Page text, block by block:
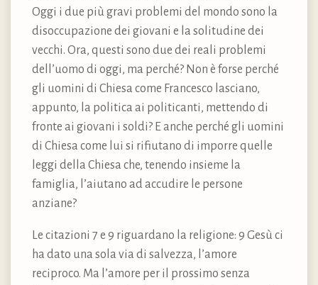
Oggi i due più gravi problemi del mondo sono la
disoccupazione dei giovani e la solitudine dei
vecchi. Ora, questi sono due dei reali problemi
dell’uomo di oggi, ma perché? Non è forse perché
gli uomini di Chiesa come Francesco lasciano,
appunto, la politica ai politicanti, mettendo di
fronte ai giovani i soldi? E anche perché gli uomini
di Chiesa come lui si rifiutano di imporre quelle
leggi della Chiesa che, tenendo insieme la
famiglia, l’aiutano ad accudire le persone
anziane?
Le citazioni 7 e 9 riguardano la religione: 9 Gesù ci
ha dato una sola via di salvezza, l’amore
reciproco. Ma l’amore per il prossimo senza